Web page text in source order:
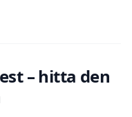
– hitta den